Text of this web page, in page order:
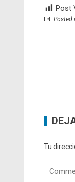
Post
Posted
Tu